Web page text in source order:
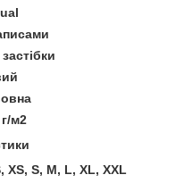
м2
XS, S, M, L, XL, XXL